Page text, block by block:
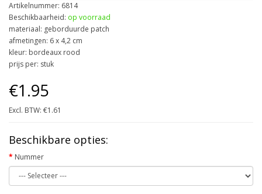
Artikelnummer: 6814
Beschikbaarheid: op voorraad
materiaal: geborduurde patch
afmetingen: 6 x 4,2 cm
kleur: bordeaux rood
prijs per: stuk
€1.95
Excl. BTW: €1.61
Beschikbare opties:
Nummer